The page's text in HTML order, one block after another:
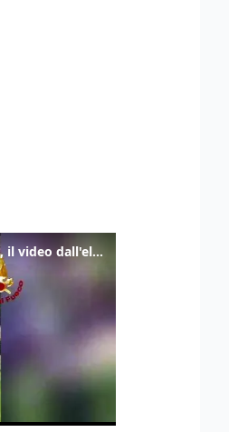
Frana lambisce le case di Auronzo, il video dall'elicottero dei vigili del fuoco